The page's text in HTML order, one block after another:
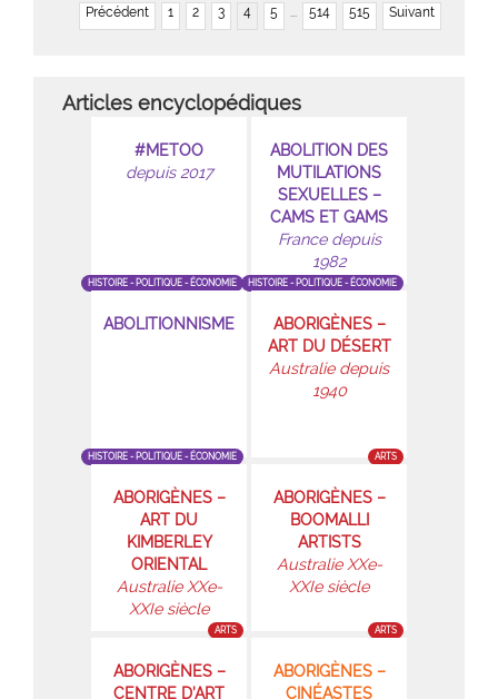
Précédent 1 2 3 4 5 ... 514 515 Suivant
Articles encyclopédiques
#METOO
depuis 2017
HISTOIRE - POLITIQUE - ÉCONOMIE
ABOLITION DES
MUTILATIONS
SEXUELLES –
CAMS ET GAMS
France depuis
1982
HISTOIRE - POLITIQUE - ÉCONOMIE
ABOLITIONNISME
HISTOIRE - POLITIQUE - ÉCONOMIE
ABORIGÈNES –
ART DU DÉSERT
Australie depuis
1940
ARTS
ABORIGÈNES –
ART DU
KIMBERLEY
ORIENTAL
Australie XXe-
XXIe siècle
ARTS
ABORIGÈNES –
BOOMALLI
ARTISTS
Australie XXe-
XXIe siècle
ARTS
ABORIGÈNES –
CENTRE D’ART
ABORIGÈNES –
CINÉASTES